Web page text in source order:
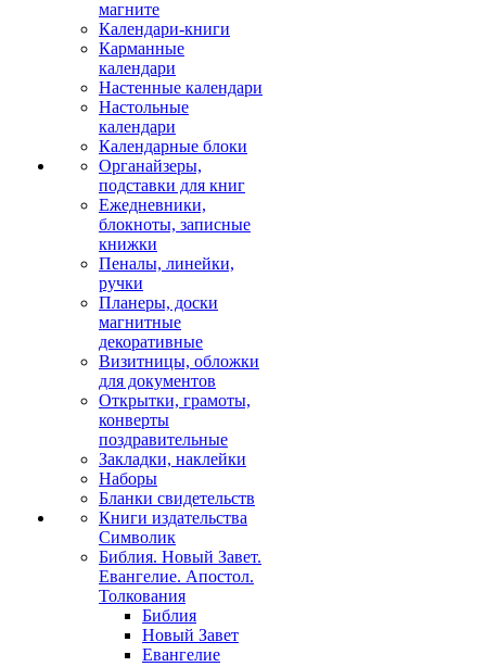
магните
Календари-книги
Карманные
календари
Настенные календари
Настольные
календари
Календарные блоки
Органайзеры,
подставки для книг
Ежедневники,
блокноты, записные
книжки
Пеналы, линейки,
ручки
Планеры, доски
магнитные
декоративные
Визитницы, обложки
для документов
Открытки, грамоты,
конверты
поздравительные
Закладки, наклейки
Наборы
Бланки свидетельств
Книги издательства
Символик
Библия. Новый Завет.
Евангелие. Апостол.
Толкования
Библия
Новый Завет
Евангелие